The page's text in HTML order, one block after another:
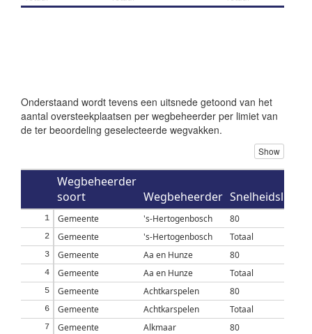
Onderstaand wordt tevens een uitsnede getoond van het
aantal oversteekplaatsen per wegbeheerder per limiet van
de ter beoordeling geselecteerde wegvakken.
Show
Wegbeheerder
soort
Wegbeheerder Snelheidslimiet
1 Gemeente 's-Hertogenbosch 80
2 Gemeente 's-Hertogenbosch Totaal
3 Gemeente Aa en Hunze 80
4 Gemeente Aa en Hunze Totaal
5 Gemeente Achtkarspelen 80
6 Gemeente Achtkarspelen Totaal
7 Gemeente Alkmaar 80